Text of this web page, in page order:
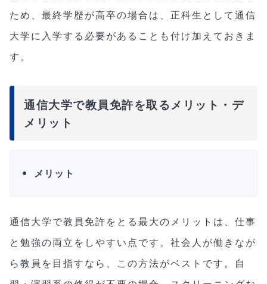
ため、最終学歴が高卒の場合は、正科生として通信
大学に入学する必要があることも付け加えておきま
す。
通信大学で教員免許を取るメリット・デ
メリット
メリット
通信大学で教員免許をとる最大のメリットは、仕事
と勉強の両立をしやすい点です。社会人が働きなが
ら教員を目指すなら、この方法がベストです。自